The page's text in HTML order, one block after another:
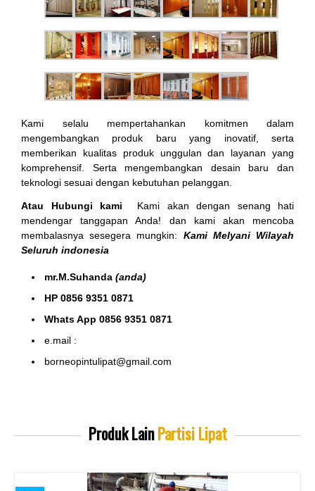
Kami selalu mempertahankan komitmen dalam
mengembangkan produk baru yang inovatif, serta
memberikan kualitas produk unggulan dan layanan yang
komprehensif. Serta mengembangkan desain baru dan
teknologi sesuai dengan kebutuhan pelanggan.
Atau Hubungi kami
Kami akan dengan senang hati
mendengar tanggapan Anda! dan kami akan mencoba
membalasnya sesegera mungkin: Kami Melyani Wilayah
Seluruh indonesia
mr.M.Suhanda (anda)
HP 0856 9351 0871
Whats App 0856 9351 0871
e.mail :
borneopintulipat@gmail.com
Produk LainPartisi Lipat